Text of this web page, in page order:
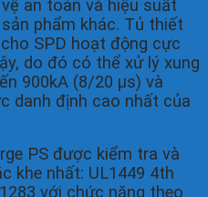
an toàn và hiệu suất
phẩm khác. Tủ thiết
SPD hoạt động cực
do đó có thể xử lý xung
900kA (8/20 μs) và
danh định cao nhất của
PS được kiểm tra và
khe nhất: UL1449 4th
với chức năng theo